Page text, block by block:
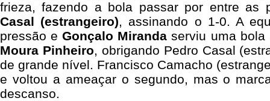
frieza, fazendo a bola passar por entre as
Casal (estrangeiro), assinando o 1-0. A
pressão eGonçalo Miranda serviu uma
Moura Pinheiro, obrigando Pedro Casal
de grande nível. Francisco Camacho
e voltou a ameaçar o segundo, mas o
descanso.